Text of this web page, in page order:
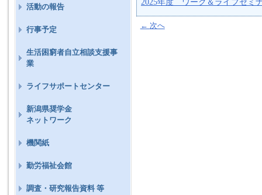
← 次へ
活動の報告
行事予定
生活困窮者自立相談支援事
業
ライフサポートセンター
新潟県奨学金
ネットワーク
機関紙
勤労福祉会館
調査・研究報告資料 等